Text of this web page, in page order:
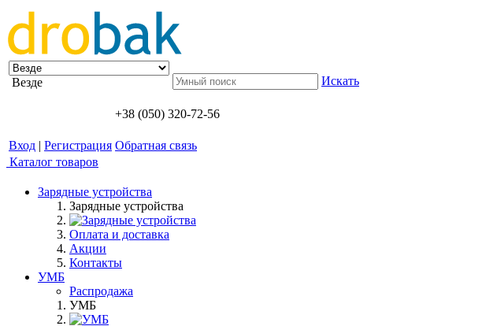
Везде Искать
+38 (050) 320-72-56
Вход | Регистрация Обратная связь
Каталог товаров
Зарядные устройства
Зарядные устройства
Оплата и доставка
Акции
Контакты
УМБ
Распродажа
УМБ